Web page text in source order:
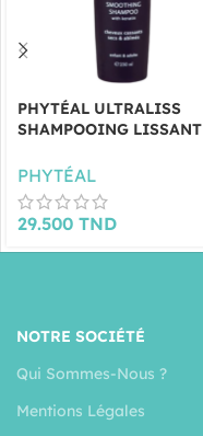
PHYTÉAL ULTRALISS
SHAMPOOING LISSANT
PHYTÉAL
29.500 TND
NOTRE SOCIÉTÉ
Qui Sommes-Nous ?
Mentions Légales